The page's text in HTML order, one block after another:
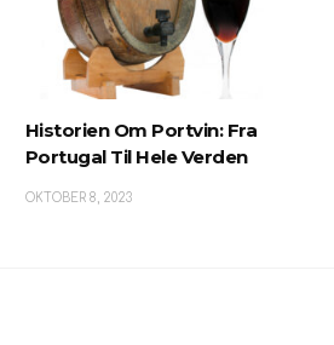
Historien Om Portvin: Fra
Portugal Til Hele Verden
OKTOBER 8, 2023